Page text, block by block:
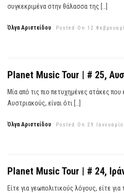
συγκεκριμένα στην θάλασσα της […]
Όλγα Αριστείδου Posted On 12
Planet Music Tour | # 25,
Μία από τις πιο πετυχημένες ατάκες
Αυστριακούς, είναι ότι […]
Όλγα Αριστείδου Posted On 29
Planet Music Tour | # 24,
Είτε για γεωπολιτικούς λόγους, είτε